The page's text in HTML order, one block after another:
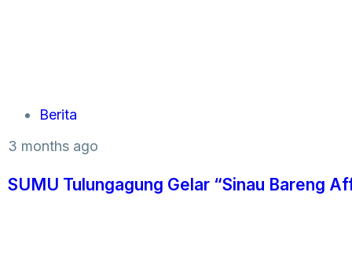
Berita
3 months ago
SUMU Tulungagung Gelar “Sinau Bareng